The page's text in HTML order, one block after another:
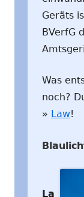
Geräts
BVerfG
Was
noch?
» Law!
La